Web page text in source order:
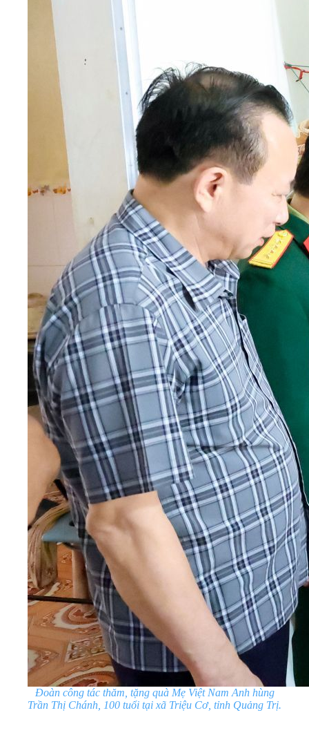
Đoàn công tác thăm, tặng quà Mẹ Việt Nam Anh hùng
Trần Thị Chánh, 100 tuổi tại xã Triệu Cơ, tỉnh Quảng Trị.